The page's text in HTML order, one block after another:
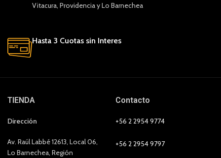
Vitacura, Providencia y Lo Barnechea
Hasta 3 Cuotas sin Interes
TIENDA
Dirección
Av. Raúl Labbé 12613, Local 06,
Lo Barnechea, Región
Contacto
+56 2 2954 9774
+56 2 2954 9797